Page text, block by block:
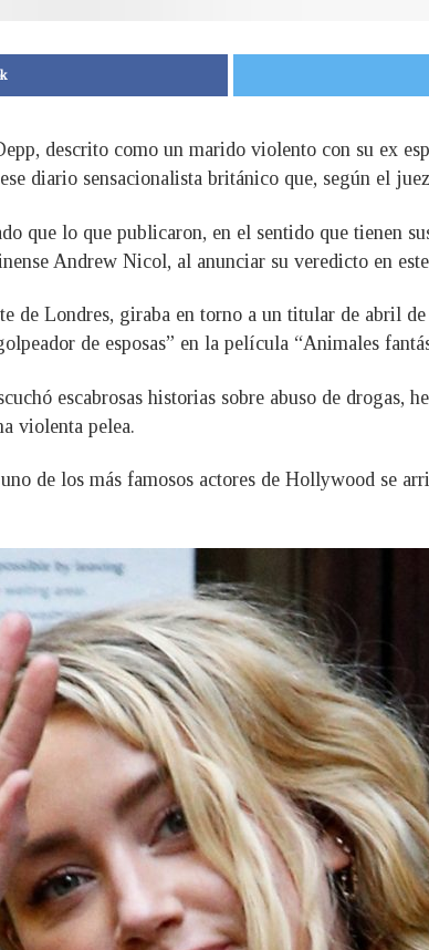
descrito como un marido violento con su ex
diario sensacionalista británico que, según el
que lo que publicaron, en el sentido que tienen
Andrew Nicol, al anunciar su veredicto en
de Londres, giraba en torno a un titular de abril
de esposas” en la película “Animales
escabrosas historias sobre abuso de drogas,
violenta pelea.
de los más famosos actores de Hollywood se